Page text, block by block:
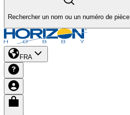
Rechercher un nom ou un numéro de pièce
FRA